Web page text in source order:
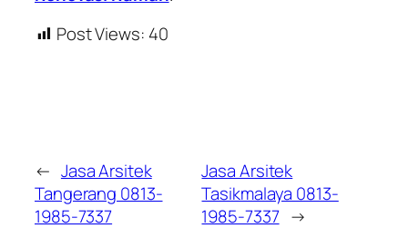
Post Views: 40
← Jasa Arsitek
Tangerang 0813-
1985-7337
Jasa Arsitek
Tasikmalaya 0813-
1985-7337 →